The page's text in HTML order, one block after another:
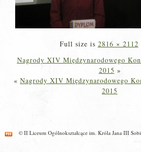
Full size is 2816 × 2112
Nagrody XIV Międzynarodowego
2015 »
« Nagrody XIV Międzynarodowego
2015
© II Liceum Ogólnokształcące im. Króla Jana III